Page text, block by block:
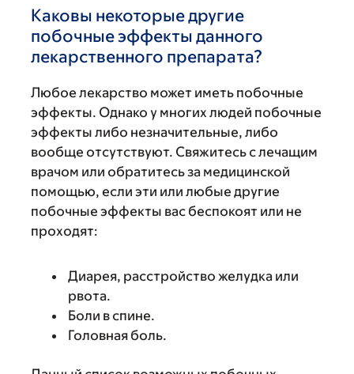
Каковы некоторые другие
побочные эффекты данного
лекарственного препарата?
Любое лекарство может иметь побочные
эффекты. Однако у многих людей побочные
эффекты либо незначительные, либо
вообще отсутствуют. Свяжитесь с лечащим
врачом или обратитесь за медицинской
помощью, если эти или любые другие
побочные эффекты вас беспокоят или не
проходят:
Диарея, расстройство желудка или
рвота.
Боли в спине.
Головная боль.